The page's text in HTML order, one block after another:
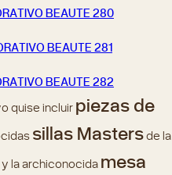
quise incluirpiezas de
sillas Mastersde la
y la archiconocidamesa